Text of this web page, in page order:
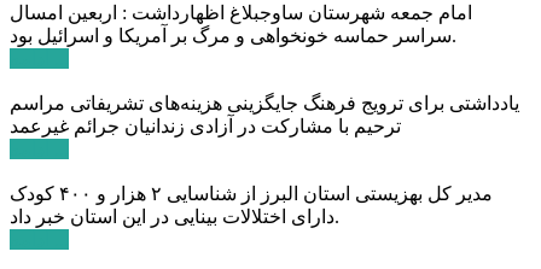
امام جمعه شهرستان ساوجبلاغ اظهارداشت : اربعین امسال
سراسر حماسه خونخواهی و مرگ بر آمریکا و اسرائیل بود.
یادداشتی برای ترویج فرهنگ جایگزینی هزینه‌های تشریفاتی مراسم
ترحیم با مشارکت در آزادی زندانیان جرائم غیرعمد
مدیر کل بهزیستی استان البرز از شناسایی ۲ هزار و ۴۰۰ کودک
دارای اختلالات بینایی در این استان خبر داد.